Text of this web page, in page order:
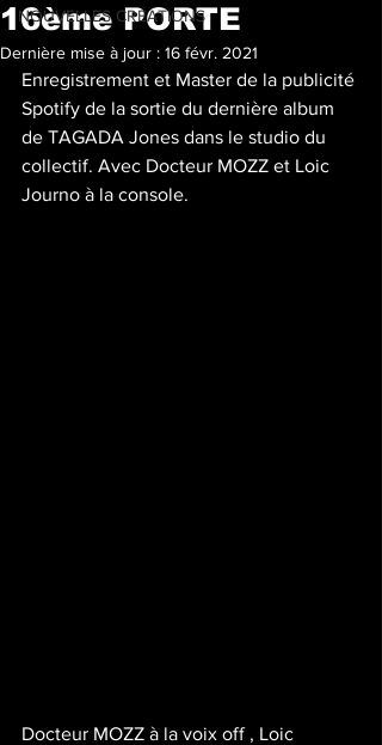
NOUVELLES CRÉATIONS
16ème PORTE
Dernière mise à jour : 16 févr. 2021
Enregistrement et Master de la publicité
Spotify de la sortie du dernière album
de TAGADA Jones dans le studio du
collectif. Avec Docteur MOZZ et Loic
Journo à la console.
Docteur MOZZ à la voix off , Loic